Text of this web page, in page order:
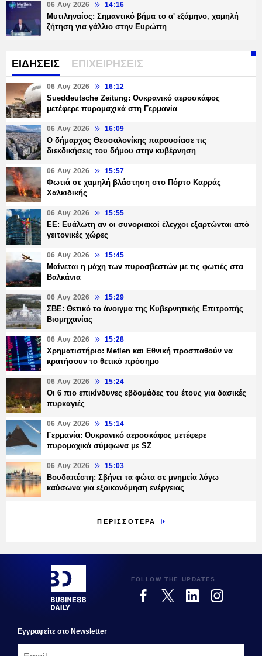
06 Αυγ 2026 14:16
Μυτιληναίος: Σημαντικό βήμα το α' εξάμηνο, χαμηλή
ζήτηση για γάλλιο στην Ευρώπη
ΕΙΔΗΣΕΙΣ ΕΠΙΧΕΙΡΗΣΕΙΣ
06 Αυγ 2026 16:12
Sueddeutsche Zeitung: Ουκρανικό αεροσκάφος
μετέφερε πυρομαχικά στη Γερμανία
06 Αυγ 2026 16:09
Ο δήμαρχος Θεσσαλονίκης παρουσίασε τις
διεκδικήσεις του δήμου στην κυβέρνηση
06 Αυγ 2026 15:57
Φωτιά σε χαμηλή βλάστηση στο Πόρτο Καρράς
Χαλκιδικής
06 Αυγ 2026 15:55
ΕΕ: Ευάλωτη αν οι συνοριακοί έλεγχοι εξαρτώνται από
γειτονικές χώρες
06 Αυγ 2026 15:45
Μαίνεται η μάχη των πυροσβεστών με τις φωτιές στα
Βαλκάνια
06 Αυγ 2026 15:29
ΣΒΕ: Θετικό το άνοιγμα της Κυβερνητικής Επιτροπής
Βιομηχανίας
06 Αυγ 2026 15:28
Χρηματιστήριο: Metlen και Εθνική προσπαθούν να
κρατήσουν το θετικό πρόσημο
06 Αυγ 2026 15:24
Οι 6 πιο επικίνδυνες εβδομάδες του έτους για δασικές
πυρκαγιές
06 Αυγ 2026 15:14
Γερμανία: Ουκρανικό αεροσκάφος μετέφερε
πυρομαχικά σύμφωνα με SZ
06 Αυγ 2026 15:03
Βουδαπέστη: Σβήνει τα φώτα σε μνημεία λόγω
καύσωνα για εξοικονόμηση ενέργειας
ΠΕΡΙΣΣΟΤΕΡΑ
FOLLOW THE UPDATES
Εγγραφεiτε στο Newsletter